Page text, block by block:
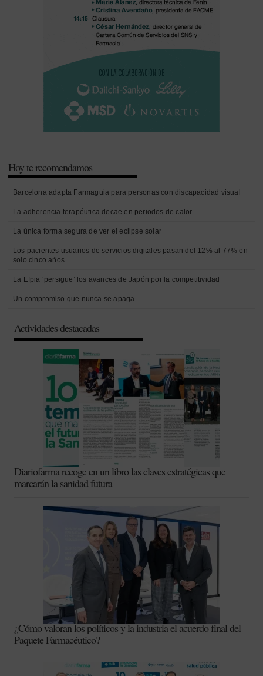
Hoy te recomendamos
Barcelona adapta Farmaguia para personas con discapacidad visual
La adherencia terapéutica decae en periodos de calor
La única forma segura de ver el eclipse solar
Los pacientes usuarios de servicios digitales pasan del 12% al 77% en
solo cinco años
La Efpia ‘persigue’ los avances de Japón por la competitividad
Un compromiso que nunca se apaga
Actividades destacadas
Diariofarma recoge en un libro las claves estratégicas que
marcarán la sanidad futura
¿Cómo valoran los políticos y la industria el acuerdo final del
Paquete Farmacéutico?